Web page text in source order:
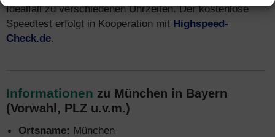
Idealfall zu verschiedenen Uhrzeiten. Der kostenlose
Speedtest erfolgt in Kooperation mit Highspeed-
Check.de.
Informationen zu München in Bayern
(Vorwahl, PLZ u.v.m.)
Ortsname: München